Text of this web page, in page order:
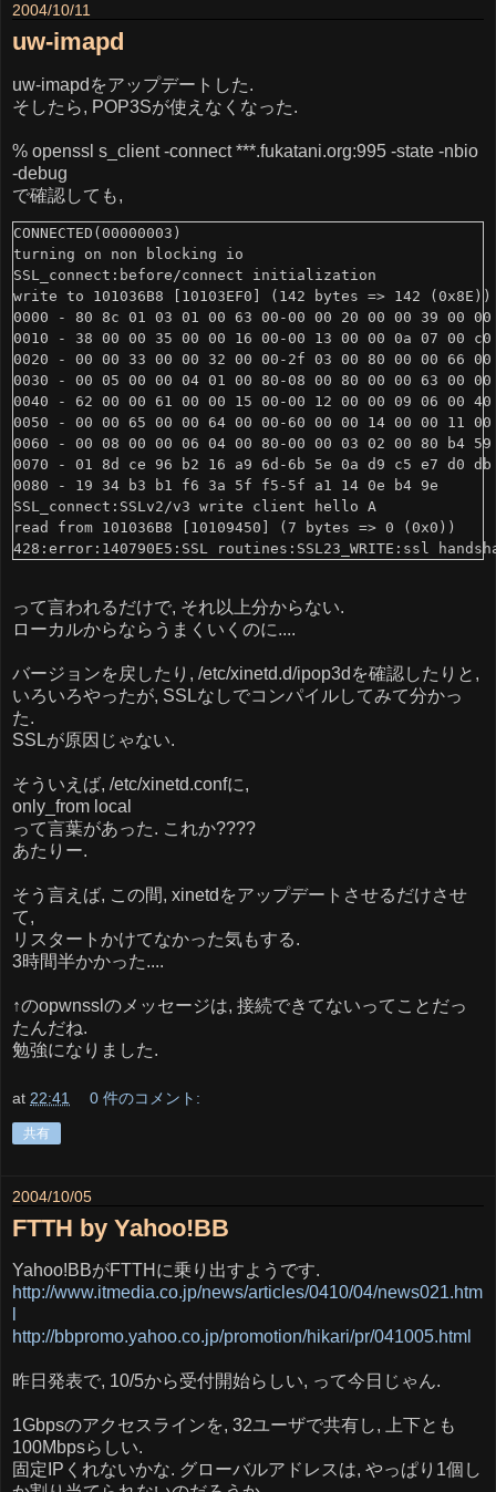
2004/10/11
uw-imapd
uw-imapdをアップデートした.
そしたら, POP3Sが使えなくなった.
% openssl s_client -connect ***.fukatani.org:995 -state -nbio
-debug
で確認しても,
CONNECTED(00000003)
turning on non blocking io
SSL_connect:before/connect initialization
write to 101036B8 [10103EF0] (142 bytes => 142 (0x8E))
0000 - 80 8c 01 03 01 00 63 00-00 00 20 00 00 39
0010 - 38 00 00 35 00 00 16 00-00 13 00 00 0a 07
0020 - 00 00 33 00 00 32 00 00-2f 03 00 80 00 00
0030 - 00 05 00 00 04 01 00 80-08 00 80 00 00 63
0040 - 62 00 00 61 00 00 15 00-00 12 00 00 09 06
0050 - 00 00 65 00 00 64 00 00-60 00 00 14 00 00
0060 - 00 08 00 00 06 04 00 80-00 00 03 02 00 80
0070 - 01 8d ce 96 b2 16 a9 6d-6b 5e 0a d9 c5 e7
0080 - 19 34 b3 b1 f6 3a 5f f5-5f a1 14 0e b4 9e
SSL_connect:SSLv2/v3 write client hello A
read from 101036B8 [10109450] (7 bytes => 0 (0x0))
って言われるだけで, それ以上分からない.
ローカルからならうまくいくのに....
バージョンを戻したり, /etc/xinetd.d/ipop3dを確認したりと,
いろいろやったが, SSLなしでコンパイルしてみて分かっ
た.
SSLが原因じゃない.
そういえば, /etc/xinetd.confに,
only_from local
って言葉があった. これか????
あたりー.
そう言えば, この間, xinetdをアップデートさせるだけさせ
て,
リスタートかけてなかった気もする.
3時間半かかった....
↑のopwnsslのメッセージは, 接続できてないってことだっ
たんだね.
勉強になりました.
at 22:41 0 件のコメント:
共有
2004/10/05
FTTH by Yahoo!BB
Yahoo!BBがFTTHに乗り出すようです.
http://www.itmedia.co.jp/news/articles/0410/04/news021.htm
http://bbpromo.yahoo.co.jp/promotion/hikari/pr/041005.html
昨日発表で, 10/5から受付開始らしい, って今日じゃん.
1Gbpsのアクセスラインを, 32ユーザで共有し, 上下とも
100Mbpsらしい.
固定IPくれないかな. グローバルアドレスは, やっぱり1個し